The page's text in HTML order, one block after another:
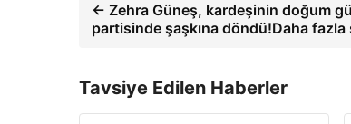
← Zehra Güneş, kardeşinin doğum
partisinde şaşkına döndü!Daha fazla
Tavsiye Edilen Haberler